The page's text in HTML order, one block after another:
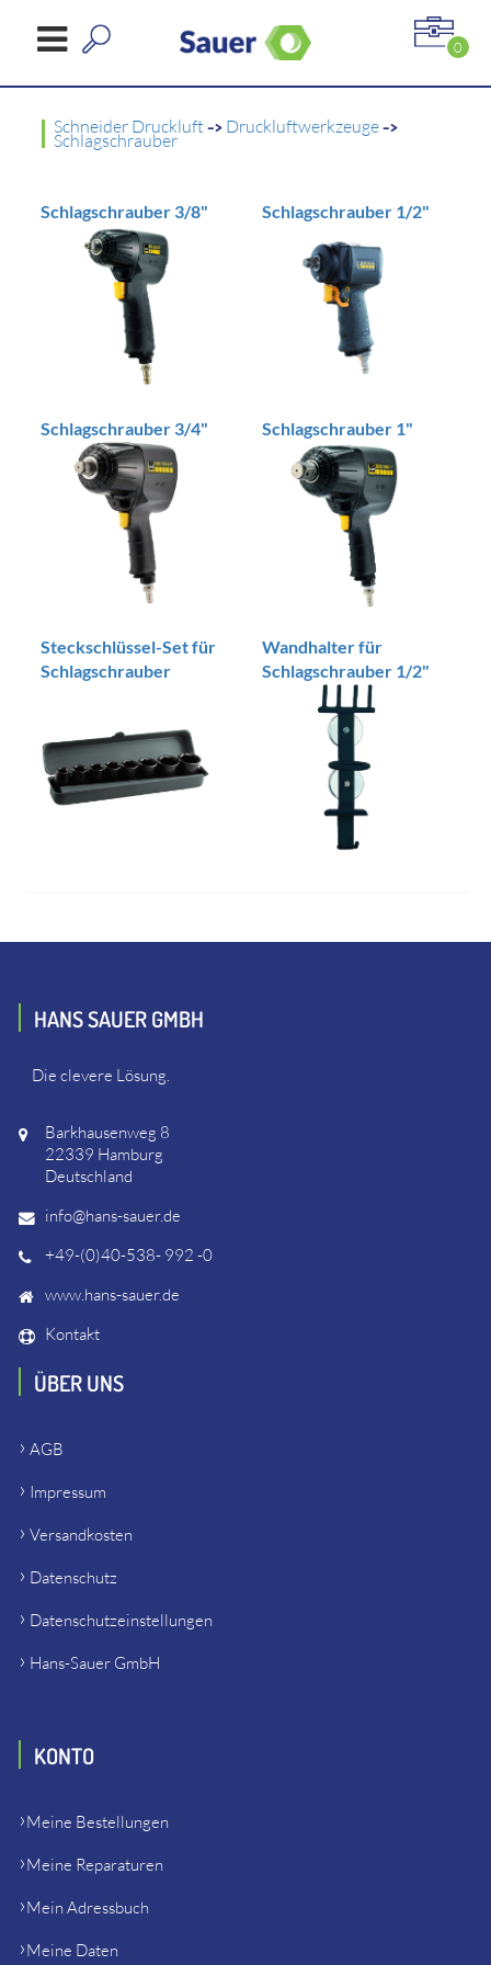
0
Schneider Druckluft-> Druckluftwerkzeuge->
Schlagschrauber
Schlagschrauber 3/8" Schlagschrauber 1/2"
Schlagschrauber 3/4" Schlagschrauber 1"
Steckschlüssel-Set für
Schlagschrauber
Wandhalter für
Schlagschrauber 1/2"
HANS SAUER GMBH
Die clevere Lösung.
Barkhausenweg 8
22339 Hamburg
Deutschland
info@hans-sauer.de
+49-(0)40-538- 992 -0
www.hans-sauer.de
Kontakt
ÜBER UNS
AGB
Impressum
Versandkosten
Datenschutz
Datenschutzeinstellungen
Hans-Sauer GmbH
KONTO
Meine Bestellungen
Meine Reparaturen
Mein Adressbuch
Meine Daten